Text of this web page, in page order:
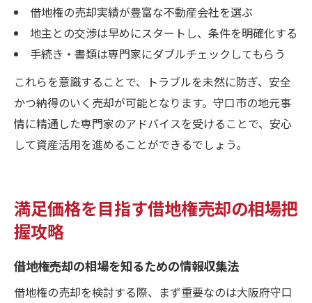
借地権の売却実績が豊富な不動産会社を選ぶ
地主との交渉は早めにスタートし、条件を明確化する
手続き・書類は専門家にダブルチェックしてもらう
これらを意識することで、トラブルを未然に防ぎ、安全
かつ納得のいく売却が可能となります。守口市の地元事
情に精通した専門家のアドバイスを受けることで、安心
して資産活用を進めることができるでしょう。
満足価格を目指す借地権売却の相場把
握攻略
借地権売却の相場を知るための情報収集法
借地権の売却を検討する際、まず重要なのは大阪府守口